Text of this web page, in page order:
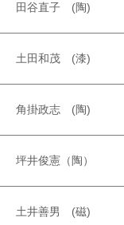
田谷直子 (陶)
土田和茂 (漆)
角掛政志 (陶)
坪井俊憲（陶）
土井善男 (磁)